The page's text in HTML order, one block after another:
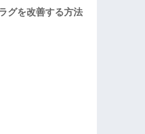
グを改善する方法